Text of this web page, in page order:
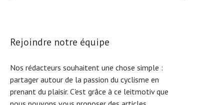
Rejoindre notre équipe
Nos rédacteurs souhaitent une chose simple :
partager autour de la passion du cyclisme en
prenant du plaisir. C'est grâce à ce leitmotiv que